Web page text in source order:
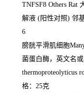
TNFSF8 Others Rat
解液 (阳性对照) 邻
6
膀胱平滑肌细胞
菌蛋白酶，英文名或
thermoproteolyticus
格： 25克